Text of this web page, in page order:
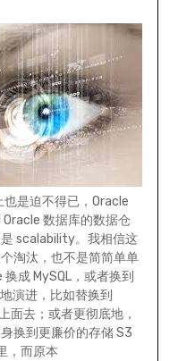
也是迫不得已，Oracle
数据库的数据仓
scalability。我相信这
淘汰，也不是简简单单
成 MySQL，或者换到
演进，比如替换到
面去；或者更彻底地，
换到更廉价的存储 S3
，而原本